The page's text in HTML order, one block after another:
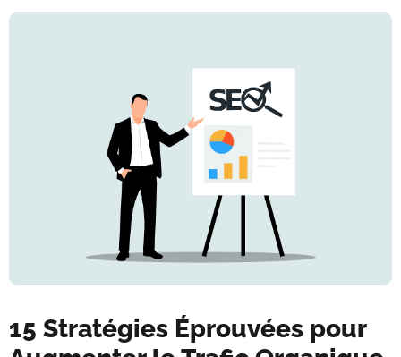
15 Stratégies Éprouvées pour